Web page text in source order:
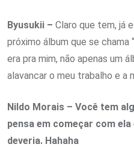
Byusukii – Claro que tem, já
próximo álbum que se chama
era pra mim, não apenas um
alavancar o meu trabalho e a
Nildo Morais – Você tem
pensa em começar com ela
deveria. Hahaha